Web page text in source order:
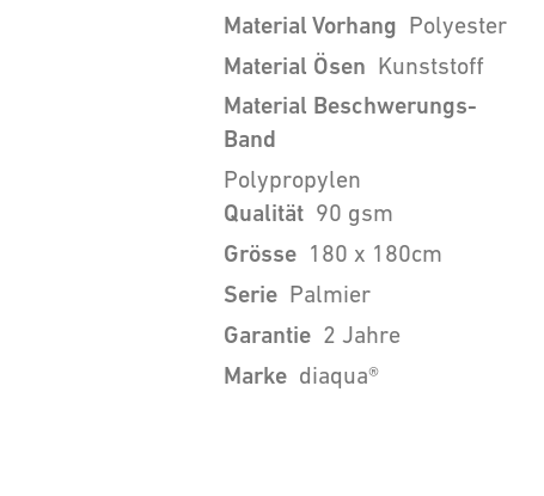
Material Vorhang Polyester
Material Ösen Kunststoff
Material Beschwerungs-
Band
Polypropylen
Qualität 90 gsm
Grösse 180 x 180cm
Serie Palmier
Garantie 2 Jahre
Marke diaqua®